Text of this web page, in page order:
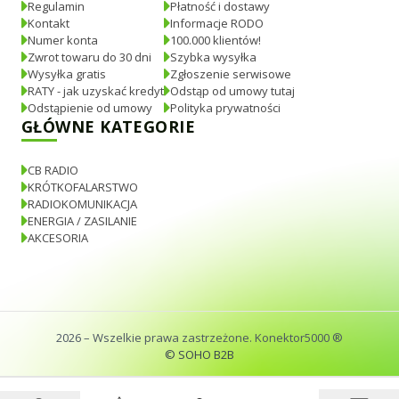
Regulamin
Kontakt
Numer konta
Zwrot towaru do 30 dni
Wysyłka gratis
RATY - jak uzyskać kredyt
Odstąpienie od umowy
Płatność i dostawy
Informacje RODO
100.000 klientów!
Szybka wysyłka
Zgłoszenie serwisowe
Odstąp od umowy tutaj
Polityka prywatności
GŁÓWNE KATEGORIE
CB RADIO
KRÓTKOFALARSTWO
RADIOKOMUNIKACJA
ENERGIA / ZASILANIE
AKCESORIA
2026– Wszelkie prawa zastrzeżone. Konektor5000 ®
© SOHO B2B